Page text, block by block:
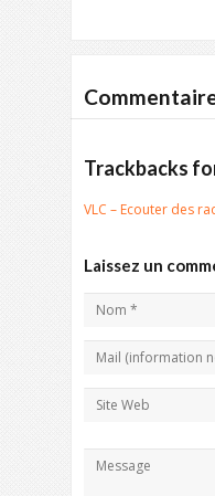
Trackbacks
VLC – Ecouter des
Laissez un